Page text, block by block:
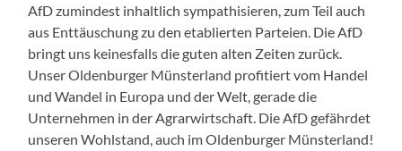
AfD zumindest inhaltlich sympathisieren, zum Teil auch
aus Enttäuschung zu den etablierten Parteien. Die AfD
bringt uns keinesfalls die guten alten Zeiten zurück.
Unser Oldenburger Münsterland profitiert vom Handel
und Wandel in Europa und der Welt, gerade die
Unternehmen in der Agrarwirtschaft. Die AfD gefährdet
unseren Wohlstand, auch im Oldenburger Münsterland!